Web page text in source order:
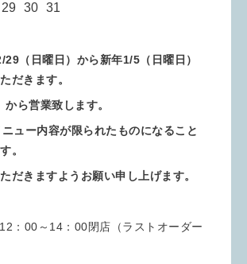
30 31
（日曜日）から新年1/5（日曜日）
だきます。
ら営業致します。
ュー内容が限られたものになること
。
だきますようお願い申し上げます。
：00～14：00閉店（ラストオーダー